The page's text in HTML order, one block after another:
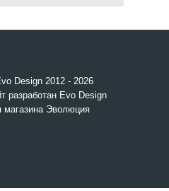
Design 2012 - 2026
разработан Evo Design
магазина Эволюция